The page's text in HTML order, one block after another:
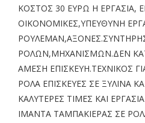
ΚΟΣΤΟΣ 30 ΕΥΡΩ Η ΕΡΓΑΣΙΑ,
ΟΙΚΟΝΟΜΙΚΕΣ,ΥΠΕΥΘΥΝΗ
ΡΟΛΩΝ,ΜΗΧΑΝΙΣΜΩΝ.ΔΕΝ
ΑΜΕΣΗ ΕΠΙΣΚΕΥΗ.ΤΕΧΝΙΚΟΣ
ΡΟΛΑ ΕΠΙΣΚΕΥΕΣ ΣΕ ΞΥΛΙΝΑ
ΚΑΛΥΤΕΡΕΣ ΤΙΜΕΣ ΚΑΙ
ΙΜΑΝΤΑ ΤΑΜΠΑΚΙΕΡΑΣ ΣΕ